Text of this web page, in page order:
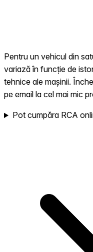
Pentru un vehicul din
variază în funcție de
tehnice ale mașinii.
pe email la cel mai mic
Pot cumpăra RCA